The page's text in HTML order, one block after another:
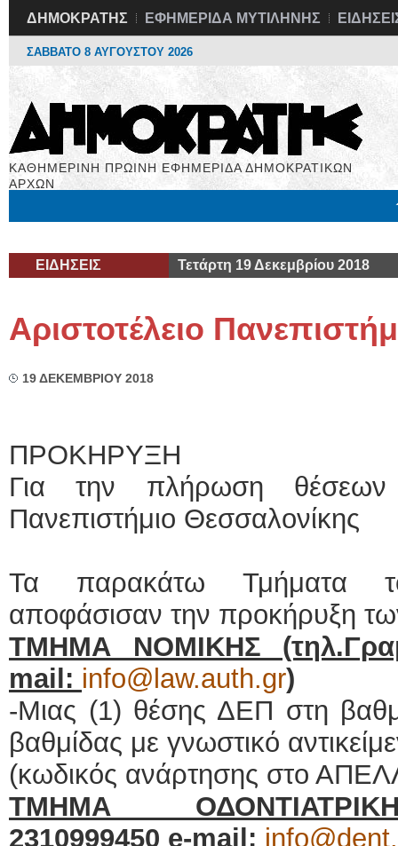
ΔΗΜΟΚΡΑΤΗΣ ΕΦΗΜΕΡΙΔΑ ΜΥΤΙΛΗΝΗΣ
ΣΑΒΒΑΤΟ 8 ΑΥΓΟΥΣΤΟΥ 2026
ΚΑΘΗΜΕΡΙΝΗ ΠΡΩΙΝΗ ΕΦΗΜΕΡΙΔΑ ΔΗΜΟΚΡΑΤΙΚΩΝ
ΑΡΧΩΝ
ΕΙΔΗΣΕΙΣ Τετάρτη 19 Δεκεμβρίου 2018
Αριστοτέλειο
19 ΔΕΚΕΜΒΡΙΟΥ 2018
ΠΡΟΚΗΡΥΞΗ
Για την πλήρωση θέσεων
Πανεπιστήμιο Θεσσαλονίκης
Τα παρακάτω Τμήματα
αποφάσισαν την προκήρυξη
ΤΜΗΜΑ ΝΟΜΙΚΗΣ
mail : info@law.auth.gr)
-Μιας (1) θέσης ΔΕΠ στη
βαθμίδας με γνωστικό
(κωδικός ανάρτησης στο
ΤΜΗΜΑ
2310999450 e-mail :